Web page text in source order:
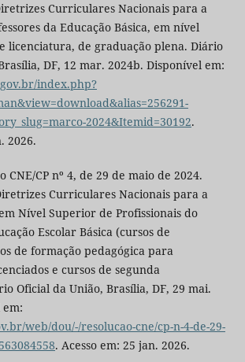
Curriculares Nacionais para a
da Educação Básica, em nível
licenciatura, de graduação plena. Diário
DF, 12 mar. 2024b. Disponível em:
index.php?
2024&Itemid=30192.
2026.
CNE/CP nº 4, de 29 de maio de 2024.
Curriculares Nacionais para a
Nível Superior de Profissionais do
Escolar Básica (cursos de
de formação pedagógica para
e cursos de segunda
Oficial da União, Brasília, DF, 29 mai.
em:
web/dou/-/resolucao-cne/cp-n-4-de-29-
. Acesso em: 25 jan. 2026.